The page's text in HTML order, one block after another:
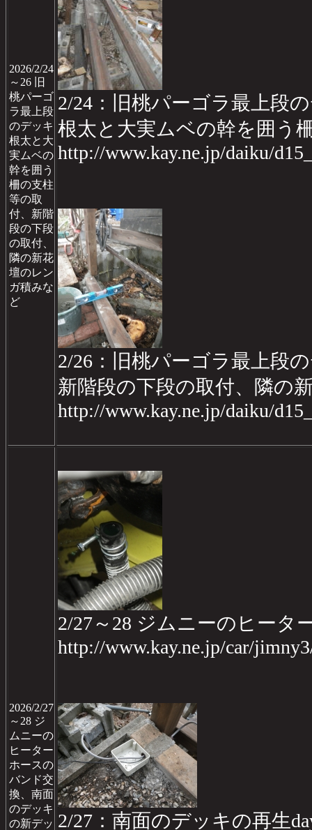
2026/2/24
～26 旧
桃パーゴ
ラ最上段
のデッキ
根太と大
実ムベの
幹を囲う
柵の支柱
等の取
付、新階
段の下段
の取付、
隣の新花
壇のレン
ガ積みな
ど
2/24：旧桃パーゴラ最上段
根太と大実ムベの幹を囲う
http://www.kay.ne.jp/daiku/
2/26：旧桃パーゴラ最上段
新階段の下段の取付、隣の
http://www.kay.ne.jp/daiku/
2026/2/27
～28 ジ
ムニーの
ヒーター
ホースの
バンド交
換、南面
のデッキ
の新デッ
2/27～28 ジムニーのヒータ
http://www.kay.ne.jp/car/
2/27：南面のデッキの再生